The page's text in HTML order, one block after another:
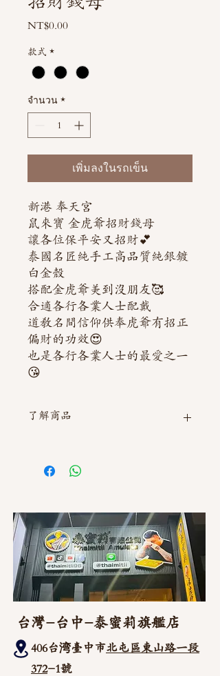
NT$0.00ราคา
款式 *
จำนวน *
เพิ่มลงในรถเข็น
新港 奉天宮
鼠來寶 金虎爺招財錢母
讓各位保平安又招財💕
泰國名匠純手工高品質純銀鍍
白金殼
搭配金虎爺美到沒朋友🥰
合適各行各業人士配戴
道教名間信仰供奉虎爺有招正
偏財的功效😍
也是各行各業人士的最愛之一
😘
了解商品
台灣-台中-泰蜜莉旗艦店
406台湾臺中市北屯區東山路一段
372-1號